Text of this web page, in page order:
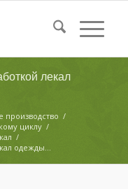
лекал
производство /
циклу /
/
одежды...